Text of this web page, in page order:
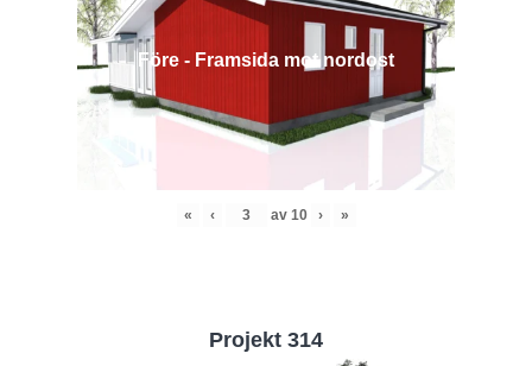
Före - Framsida mot nordost
« ‹ av 10 › »
Projekt 314